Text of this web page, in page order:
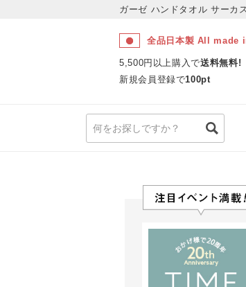
ガーゼ ハンドタオル サーカ
全品日本製 All made
5,500円以上購入で送料無料!
新規会員登録で100pt